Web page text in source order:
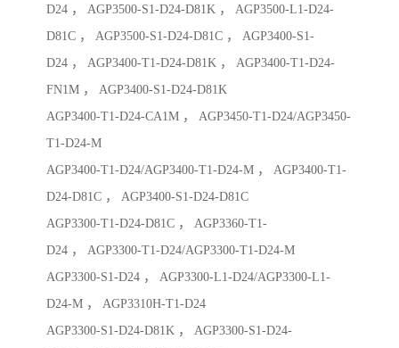
D24 ， AGP3500-S1-D24-D81K ， AGP3500-L1-D24-
D81C ， AGP3500-S1-D24-D81C ， AGP3400-S1-
D24 ， AGP3400-T1-D24-D81K ， AGP3400-T1-D24-
FN1M ， AGP3400-S1-D24-D81K
AGP3400-T1-D24-CA1M ， AGP3450-T1-D24/AGP3450-
T1-D24-M
AGP3400-T1-D24/AGP3400-T1-D24-M ， AGP3400-T1-
D24-D81C ， AGP3400-S1-D24-D81C
AGP3300-T1-D24-D81C ， AGP3360-T1-
D24 ， AGP3300-T1-D24/AGP3300-T1-D24-M
AGP3300-S1-D24 ， AGP3300-L1-D24/AGP3300-L1-
D24-M ， AGP3310H-T1-D24
AGP3300-S1-D24-D81K ， AGP3300-S1-D24-